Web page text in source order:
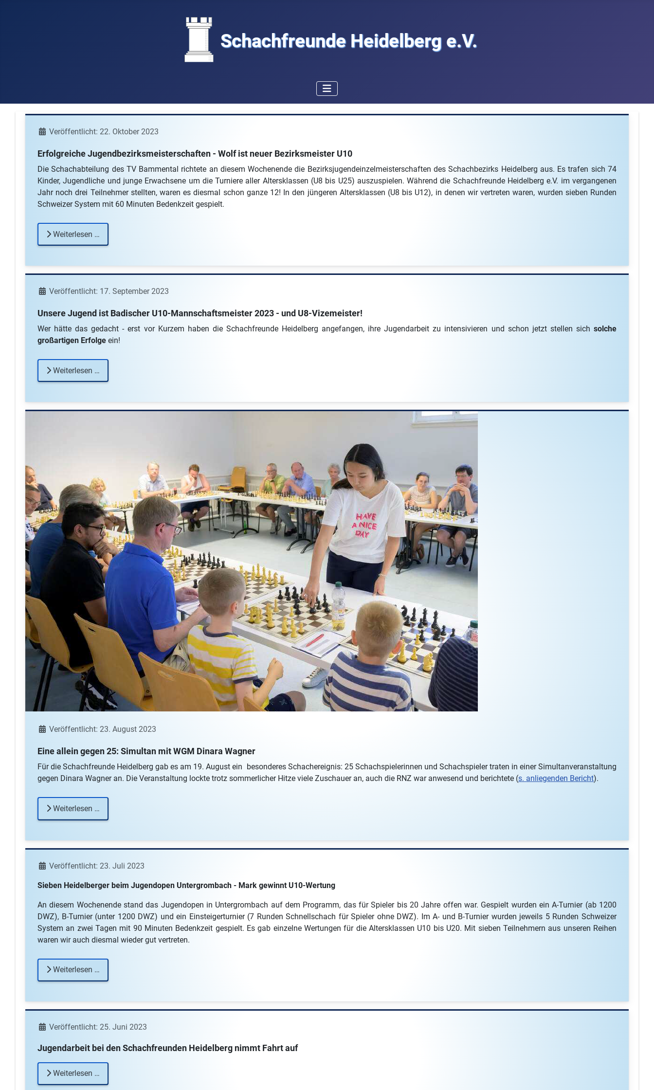
Schachfreunde Heidelberg e.V.
DetailsVeröffentlicht: 22. Oktober 2023
Erfolgreiche Jugendbezirksmeisterschaften - Wolf ist neuer Bezirksmeister U10
Die Schachabteilung des TV Bammental richtete an diesem Wochenende die Bezirksjugendeinzelmeisterschaften des Schachbezirks Heidelberg aus. Es trafen sich 74
Kinder, Jugendliche und junge Erwachsene um die Turniere aller Altersklassen (U8 bis U25) auszuspielen. Während die Schachfreunde Heidelberg e.V. im vergangenen
Jahr noch drei Teilnehmer stellten, waren es diesmal schon ganze 12! In den jüngeren Altersklassen (U8 bis U12), in denen wir vertreten waren, wurden sieben Runden
Schweizer System mit 60 Minuten Bedenkzeit gespielt.
Weiterlesen …
DetailsVeröffentlicht: 17. September 2023
Unsere Jugend ist Badischer U10-Mannschaftsmeister 2023 - und U8-Vizemeister!
Wer hätte das gedacht - erst vor Kurzem haben die Schachfreunde Heidelberg angefangen, ihre Jugendarbeit zu intensivieren und schon jetzt stellen sich solche
großartigen Erfolge ein!
Weiterlesen …
DetailsVeröffentlicht: 23. August 2023
Eine allein gegen 25: Simultan mit WGM Dinara Wagner
Für die Schachfreunde Heidelberg gab es am 19. August ein besonderes Schachereignis: 25 Schachspielerinnen und Schachspieler traten in einer Simultanveranstaltung
gegen Dinara Wagner an. Die Veranstaltung lockte trotz sommerlicher Hitze viele Zuschauer an, auch die RNZ war anwesend und berichtete (s. anliegenden Bericht).
Weiterlesen …
DetailsVeröffentlicht: 23. Juli 2023
Sieben Heidelberger beim Jugendopen Untergrombach - Mark gewinnt U10-Wertung
An diesem Wochenende stand das Jugendopen in Untergrombach auf dem Programm, das für Spieler bis 20 Jahre offen war. Gespielt wurden ein A-Turnier (ab 1200
DWZ), B-Turnier (unter 1200 DWZ) und ein Einsteigerturnier (7 Runden Schnellschach für Spieler ohne DWZ). Im A- und B-Turnier wurden jeweils 5 Runden Schweizer
System an zwei Tagen mit 90 Minuten Bedenkzeit gespielt. Es gab einzelne Wertungen für die Altersklassen U10 bis U20. Mit sieben Teilnehmern aus unseren Reihen
waren wir auch diesmal wieder gut vertreten.
Weiterlesen …
DetailsVeröffentlicht: 25. Juni 2023
Jugendarbeit bei den Schachfreunden Heidelberg nimmt Fahrt auf
Weiterlesen …